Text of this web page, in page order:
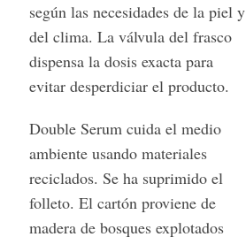
según las necesidades de la piel y
del clima. La válvula del frasco
dispensa la dosis exacta para
evitar desperdiciar el producto.
Double Serum cuida el medio
ambiente usando materiales
reciclados. Se ha suprimido el
folleto. El cartón proviene de
madera de bosques explotados